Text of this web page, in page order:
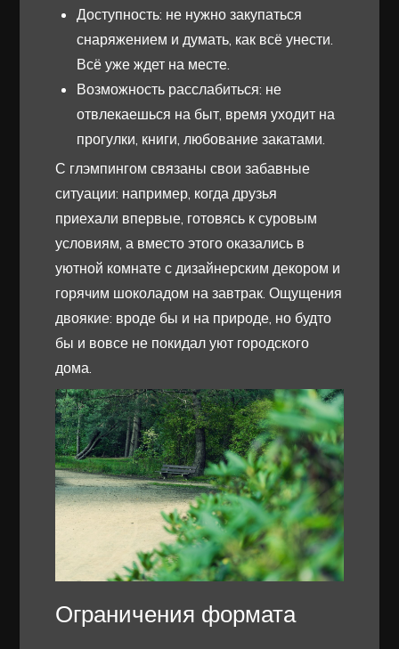
Доступность: не нужно закупаться
снаряжением и думать, как всё унести.
Всё уже ждет на месте.
Возможность расслабиться: не
отвлекаешься на быт, время уходит на
прогулки, книги, любование закатами.
С глэмпингом связаны свои забавные
ситуации: например, когда друзья
приехали впервые, готовясь к суровым
условиям, а вместо этого оказались в
уютной комнате с дизайнерским декором и
горячим шоколадом на завтрак. Ощущения
двоякие: вроде бы и на природе, но будто
бы и вовсе не покидал уют городского
дома.
Ограничения формата